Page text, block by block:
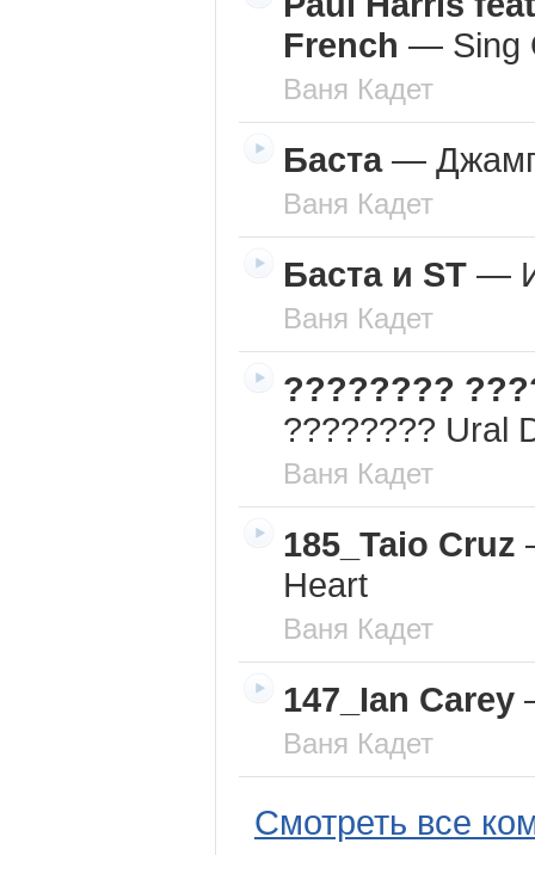
French — Sing
Ваня Кадет
Баста—
Ваня Кадет
Баста и ST —
Ваня Кадет
????????
???????? Ural
Ваня Кадет
185_Taio Cruz
Heart
Ваня Кадет
147_Ian Carey
Ваня Кадет
Смотреть все